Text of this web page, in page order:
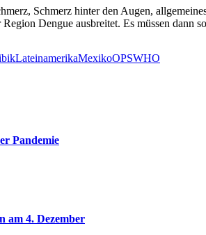
Schmerz hinter den Augen,
Dengue ausbreitet. Es müssen
LateinamerikaMexikoOPSWHO
Pandemie
am 4. Dezember